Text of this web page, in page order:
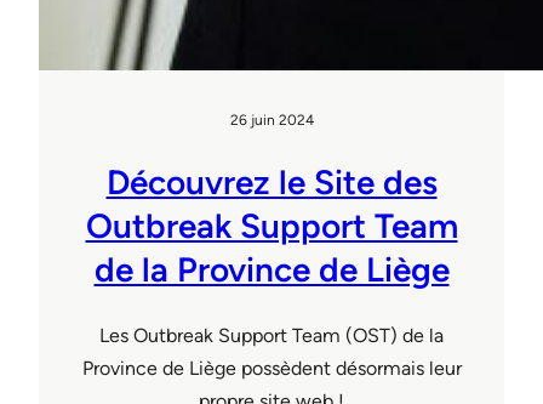
26 juin 2024
Découvrez le Site des
Outbreak Support Team
de la Province de Liège
Les Outbreak Support Team (OST) de la
Province de Liège possèdent désormais leur